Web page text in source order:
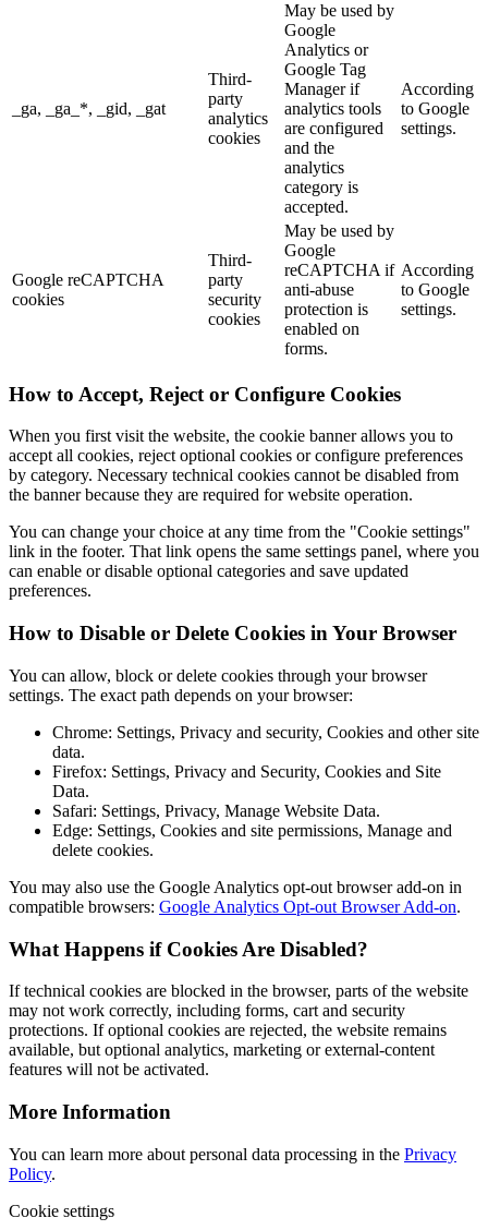
_ga, _ga_*, _gid, _gat
Third-
party
analytics
cookies
May be used by
Google
Analytics or
Google Tag
Manager if
analytics tools
are configured
and the
analytics
category is
accepted.
According
to Google
settings.
Google reCAPTCHA
cookies
Third-
party
security
cookies
May be used by
Google
reCAPTCHA if
anti-abuse
protection is
enabled on
forms.
According
to Google
settings.
How to Accept, Reject or Configure Cookies
When you first visit the website, the cookie banner allows you to
accept all cookies, reject optional cookies or configure preferences
by category. Necessary technical cookies cannot be disabled from
the banner because they are required for website operation.
You can change your choice at any time from the "Cookie settings"
link in the footer. That link opens the same settings panel, where you
can enable or disable optional categories and save updated
preferences.
How to Disable or Delete Cookies in Your Browser
You can allow, block or delete cookies through your browser
settings. The exact path depends on your browser:
Chrome: Settings, Privacy and security, Cookies and other site
data.
Firefox: Settings, Privacy and Security, Cookies and Site
Data.
Safari: Settings, Privacy, Manage Website Data.
Edge: Settings, Cookies and site permissions, Manage and
delete cookies.
You may also use the Google Analytics opt-out browser add-on in
compatible browsers: Google Analytics Opt-out Browser Add-on.
What Happens if Cookies Are Disabled?
If technical cookies are blocked in the browser, parts of the website
may not work correctly, including forms, cart and security
protections. If optional cookies are rejected, the website remains
available, but optional analytics, marketing or external-content
features will not be activated.
More Information
You can learn more about personal data processing in the Privacy
Policy.
Cookie settings